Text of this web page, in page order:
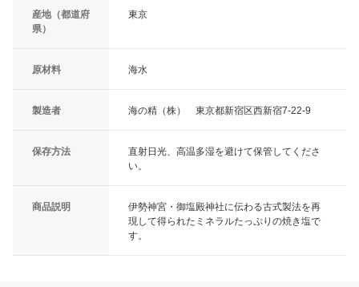
産地（都道府
県）
東京
原材料 海水
製造者 海の精（株） 東京都新宿区西新宿7-22-9
保存方法
直射日光、高温多湿を避けて保管してくださ
い。
商品説明
伊勢神宮・御塩殿神社に伝わる古式製法を再
現して得られたミネラルたっぷりの焼き塩で
す。